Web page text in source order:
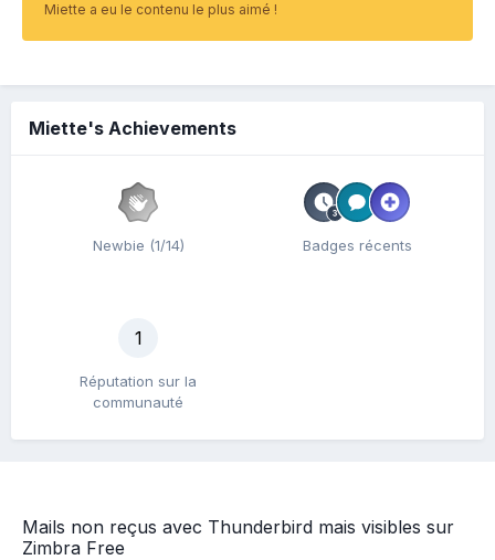
Miette a eu le contenu le plus aimé !
Miette's Achievements
Newbie (1/14) Badges récents
1
Réputation sur la
communauté
Mails non reçus avec Thunderbird mais visibles sur
Zimbra Free